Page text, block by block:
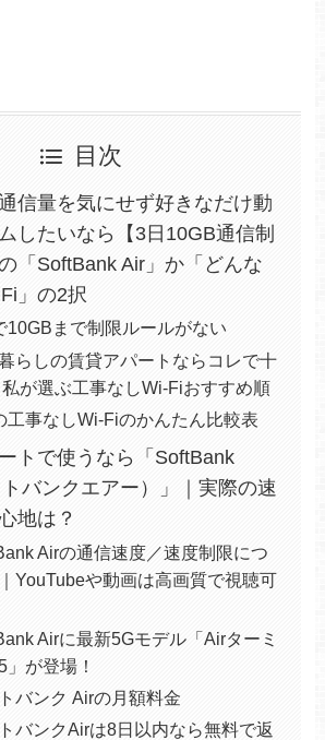
目次
通信量を気にせず好きなだけ動
したいなら【3日10GB通信制
「SoftBank Air」か「どんな
」の2択
10GBまで制限ルールがない
らしの賃貸アパートならコレで十
が選ぶ工事なしWi-Fiおすすめ順
工事なしWi-Fiのかんたん比較表
トで使うなら「SoftBank
バンクエアー）」｜実際の速
地は？
Airの通信速度／速度制限につ
YouTubeや動画は高画質で視聴可
Airに最新5Gモデル「Airターミ
」が登場！
バンク Airの月額料金
バンクAirは8日以内なら無料で返